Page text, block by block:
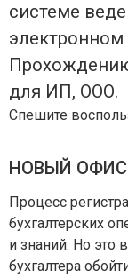
системе
электронном
для ИП, ООО.
Спешите
НОВЫЙ ОФИС
Процесс
бухгалтерских
и знаний. Но это
бухгалтера